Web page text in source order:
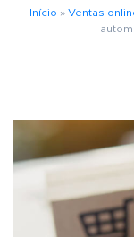
Início » Ventas